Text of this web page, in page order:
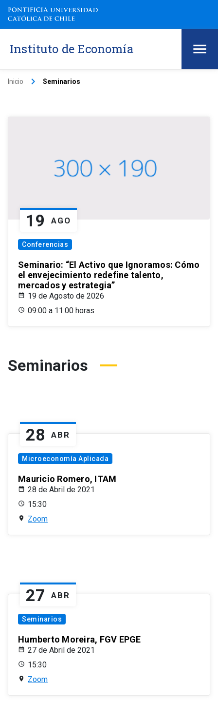
Instituto de Economía
Inicio keyboard_arrow_right Seminarios
19 AGO
Conferencias
Seminario: “El Activo que Ignoramos: Cómo
el envejecimiento redefine talento,
mercados y estrategia”
19 de Agosto de 2026
09:00 a 11:00 horas
Seminarios
28 ABR
Microeconomía Aplicada
Mauricio Romero, ITAM
28 de Abril de 2021
15:30
Zoom
27 ABR
Seminarios
Humberto Moreira, FGV EPGE
27 de Abril de 2021
15:30
Zoom